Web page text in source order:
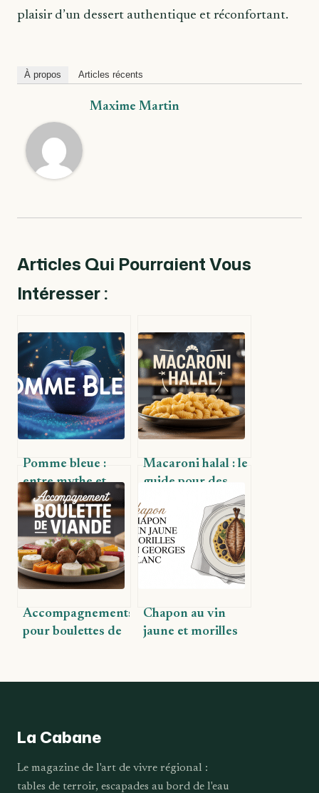
plaisir d’un dessert authentique et réconfortant.
À propos Articles récents
Maxime Martin
Articles Qui Pourraient Vous
Intéresser :
Pomme bleue :
entre mythe et
réalité, toutes les
explications
Macaroni halal : le
guide pour des
pâtes savoureuses
et conformes
Accompagnements
pour boulettes de
sublimer votre
Chapon au vin
jaune et morilles
plat de fête
La Cabane
Le magazine de l'art de vivre régional :
tables de terroir, escapades au bord de l'eau